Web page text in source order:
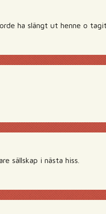
ha slängt ut henne o
sällskap i nästa hiss.